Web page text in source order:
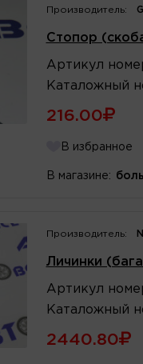
Производитель:
Стопор
Артикул
Каталожный
216.00
В избранное
В магазине:
Производитель:
Личинки
Артикул
Каталожный
2440.80